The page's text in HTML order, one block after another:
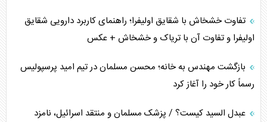
تحلیل جامع پدیده تراستی‌ها
تأثیر جنگ ایران و آمریکا بر اقتصاد جهانی
تخریب پل‌ها در اوکراین و فروپاشی روایت دوگانه غرب
اربعین، کابوس مشترک تل‌آویو-واشنگتن
تفاوت خشخاش با شقایق اولیفرا؛ راهنمای کاربرد دارویی شقایق
اولیفرا و تفاوت آن با تریاک و خشخاش + عکس
بازگشت مهندس به خانه؛ محسن مسلمان در تیم امید پرسپولیس
رسماً کار خود را آغاز کرد
عبدل السید کیست؟ / پزشک مسلمان و منتقد اسرائیل، نامزد